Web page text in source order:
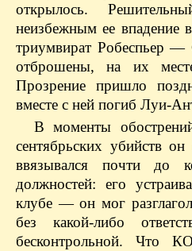
открылось.
неизбежным ее впадение
триумвират Робеспьер
отброшены, на их
Прозрение пришло
вместе с ней погиб Луи-
В моменты
сентябрьских убийств
ввязывался почти до
должностей: его
клубе — он мог
без какой-либо
бесконтрольной. Что